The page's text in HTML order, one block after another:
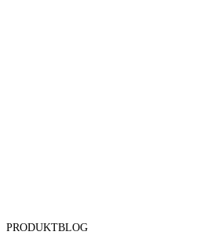
PRODUKTBLOG